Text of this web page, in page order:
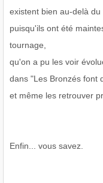
existent bien au-delà du
puisqu'ils ont été
tournage,
qu'on a pu les voir
dans "Les Bronzés font
et même les retrouver
Enfin... vous savez.